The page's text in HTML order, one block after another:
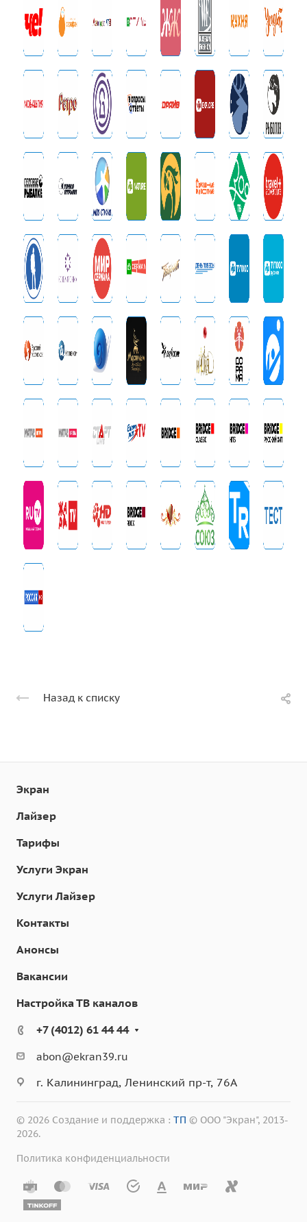
Назад к списку
Экран
Лайзер
Тарифы
Услуги Экран
Услуги Лайзер
Контакты
Анонсы
Вакансии
Настройка ТВ каналов
+7 (4012) 61 44 44
abon@ekran39.ru
г. Калининград, Ленинский пр-т, 76А
© 2026 Создание и поддержка : ТП © ООО "Экран", 2013-
2026.
Политика конфиденциальности